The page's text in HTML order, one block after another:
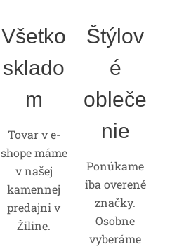
Všetko
sklado
m
Tovar v e-
shope máme
v našej
kamennej
predajni v
Žiline.
Štýlov
é
obleče
nie
Ponúkame
iba overené
značky.
Osobne
vyberáme